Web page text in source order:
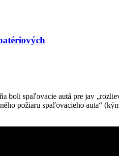
boli spaľovacie autá pre jav
požiaru spaľovacieho auta“